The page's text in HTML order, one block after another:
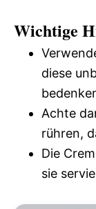
Wichtige
diese
Achte
rühren,
Die
sie